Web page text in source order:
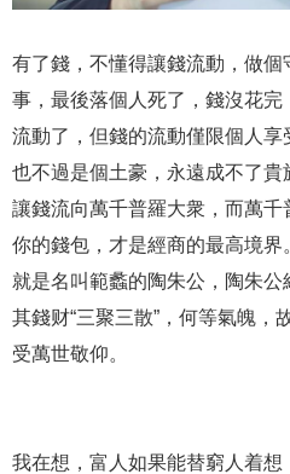
有了錢，不懂得讓錢流動，做
事，最後落個人死了，錢沒花
流動了，但錢的流動僅限個人享
也不過是個土豪，永遠成不了貴
讓錢流向萬千普羅大衆，而萬千
你的錢包，才是經商的最高境
就是名叫範蠡的陶朱公，陶朱公
其錢财“三聚三散”，何等氣魄，
受萬世敬仰。
我在想，富人如果能替窮人着想